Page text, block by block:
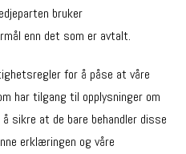
bruker
enn det som er avtalt.
for å påse at våre
har tilgang til opplysninger om
sikre at de bare behandler disse
erklæringen og våre